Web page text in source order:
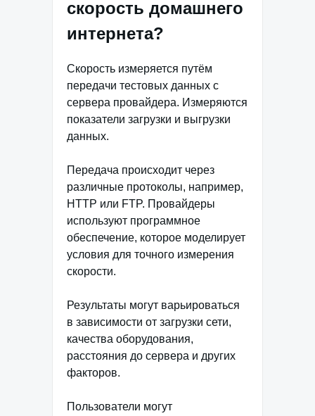
скорость домашнего
интернета?
Скорость измеряется путём
передачи тестовых данных с
сервера провайдера. Измеряются
показатели загрузки и выгрузки
данных.
Передача происходит через
различные протоколы, например,
HTTP или FTP. Провайдеры
используют программное
обеспечение, которое моделирует
условия для точного измерения
скорости.
Результаты могут варьироваться
в зависимости от загрузки сети,
качества оборудования,
расстояния до сервера и других
факторов.
Пользователи могут